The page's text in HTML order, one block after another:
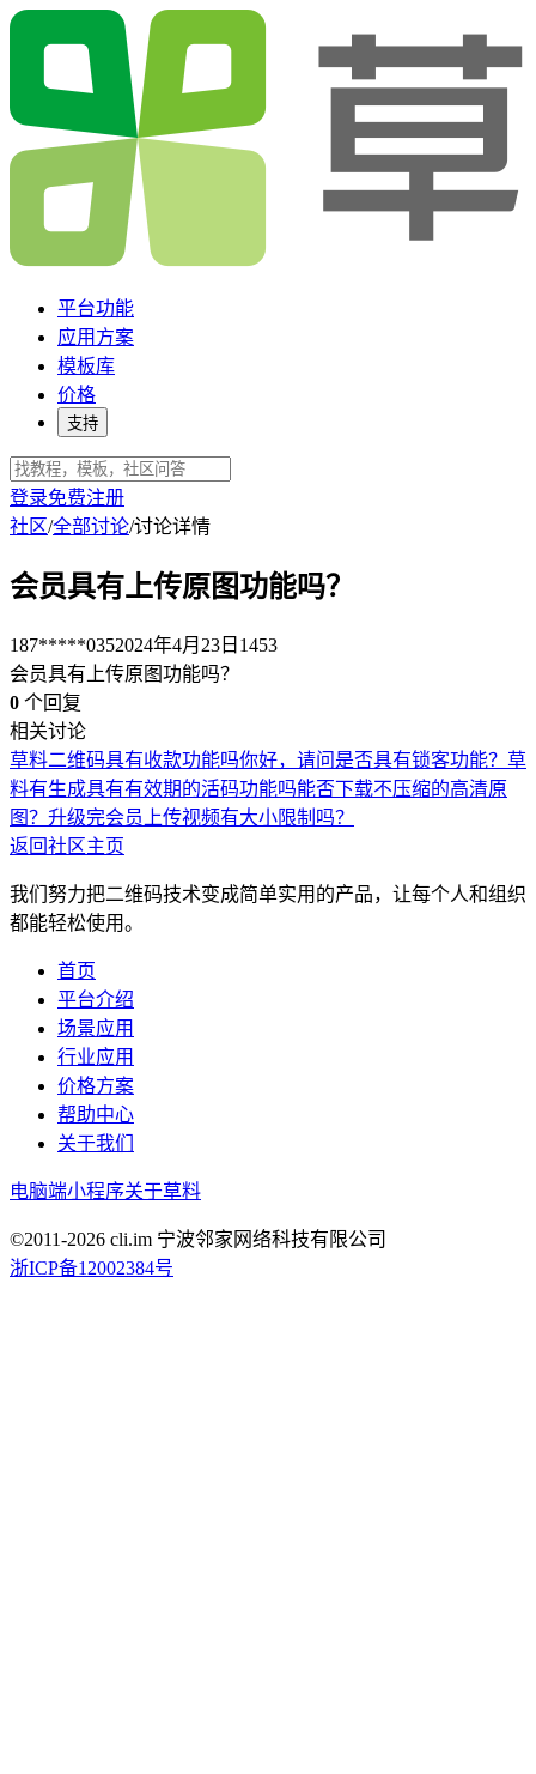
平台功能
应用方案
模板库
价格
支持
登录免费注册
社区/全部讨论/讨论详情
会员具有上传原图功能吗？
187*****0352024年4月23日 1453
会员具有上传原图功能吗？
0 个回复
相关讨论
草料二维码具有收款功能吗你好，请问是否具有锁客功能？ 草
料有生成具有有效期的活码功能吗能否下载不压缩的高清原
图？ 升级完会员上传视频有大小限制吗？
返回社区主页
我们努力把二维码技术变成简单实用的产品，让每个人和组织
都能轻松使用。
首页
平台介绍
场景应用
行业应用
价格方案
帮助中心
关于我们
电脑端小程序关于草料
©2011-2026 cli.im 宁波邻家网络科技有限公司
浙ICP备12002384号